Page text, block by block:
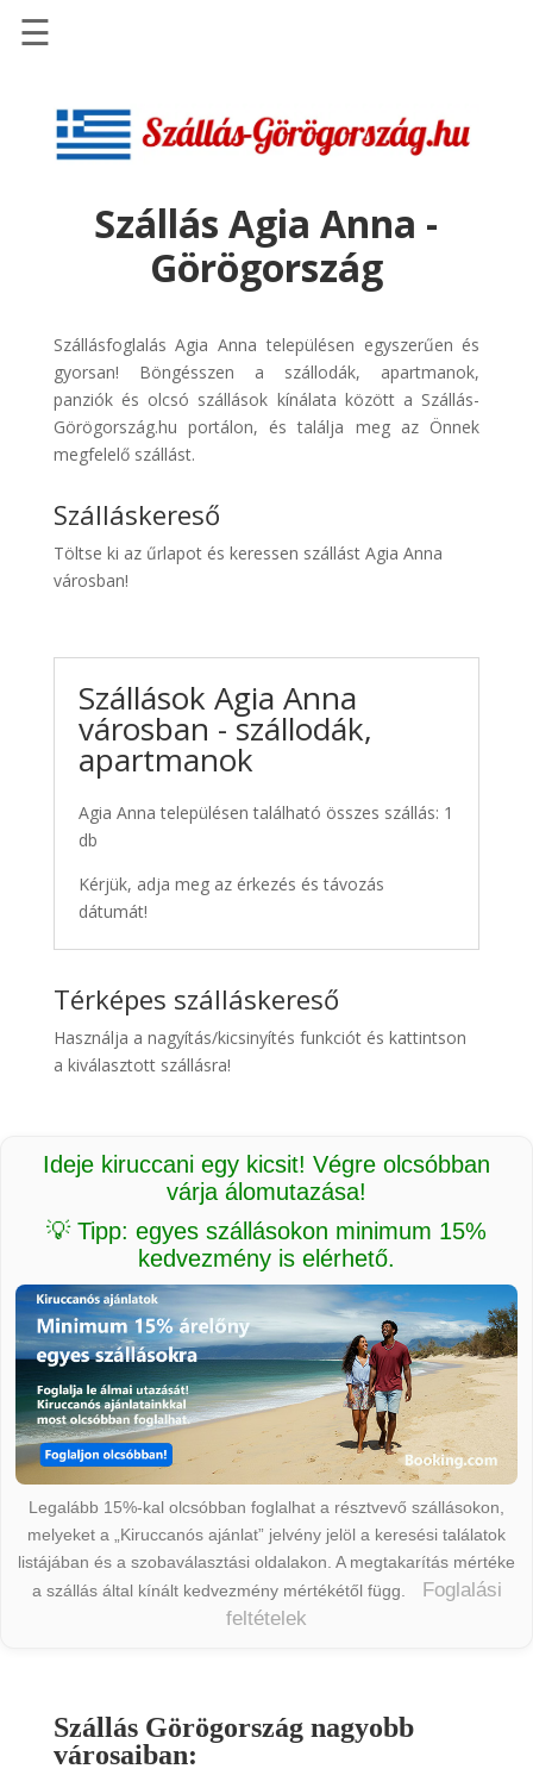
Szállások
Repülőjegy
pénzvisszatérítéssel
Discover
Cars
Transzfer
Kiwi
Taxi
☰
Szállás Agia Anna -
Görögország
Szállásfoglalás Agia Anna településen egyszerűen és
gyorsan! Böngésszen a szállodák, apartmanok,
panziók és olcsó szállások kínálata között a Szállás-
Görögország.hu portálon, és találja meg az Önnek
megfelelő szállást.
Szálláskereső
Töltse ki az űrlapot és keressen szállást Agia Anna
városban!
Szállások Agia Anna
városban - szállodák,
apartmanok
Agia Anna településen található összes szállás: 1
db
Kérjük, adja meg az érkezés és távozás
dátumát!
Térképes szálláskereső
Használja a nagyítás/kicsinyítés funkciót és kattintson
a kiválasztott szállásra!
Ideje kiruccani egy kicsit! Végre olcsóbban
várja álomutazása!
💡 Tipp: egyes szállásokon minimum 15%
kedvezmény is elérhető.
Legalább 15%-kal olcsóbban foglalhat a résztvevő szállásokon,
melyeket a „Kiruccanós ajánlat” jelvény jelöl a keresési találatok
listájában és a szobaválasztási oldalakon. A megtakarítás mértéke
a szállás által kínált kedvezmény mértékétől függ.
Foglalási
feltételek
Szállás Görögország nagyobb
városaiban: